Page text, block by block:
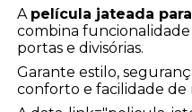
A película jateada
combina funcionalidade
portas e divisórias.
Garante estilo,
conforto e facilidade de